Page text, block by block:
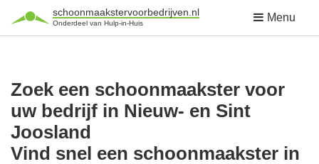
schoonmaakstervoorbedrijven.nl
Onderdeel van Hulp-in-Huis Menu
Zoek een schoonmaakster voor
uw bedrijf in Nieuw- en Sint
Joosland
Vind snel een schoonmaakster in